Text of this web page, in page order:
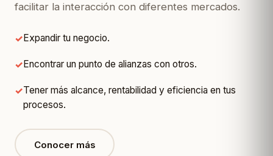
facilitar la interacción con diferentes mercados.
Expandir tu negocio.
Encontrar un punto de alianzas con otros.
Tener más alcance, rentabilidad y eficiencia en tus
procesos.
Conocer más